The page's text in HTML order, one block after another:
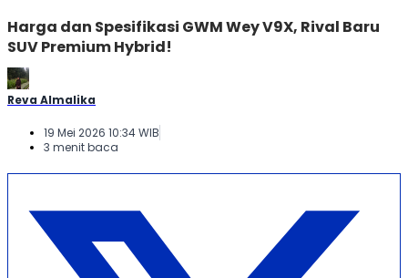
Harga dan Spesifikasi GWM Wey V9X, Rival Baru
SUV Premium Hybrid!
Reva Almalika
19 Mei 2026 10:34 WIB
3 menit baca